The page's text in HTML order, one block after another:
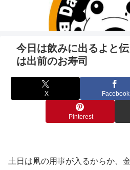
今日は飲みに出るよと
は出前のお寿司
X Facebook
Pinterest
土日は凧の用事が入るからか、